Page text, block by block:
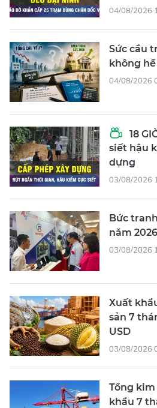
04/08/2026
Sức cầu
không
04/08/2026
18
siết hậu
dựng
03/08/2026
Bức
năm 2026
03/08/2026
Xuất
sản 7
USD
03/08/2026
Tổng
khẩu 7